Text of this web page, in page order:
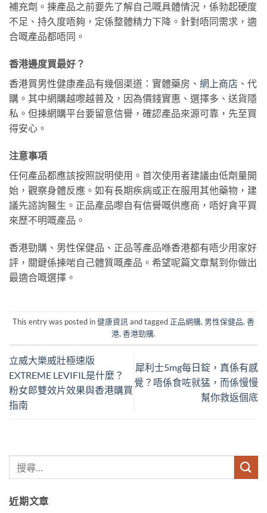
補充劑。揀產品之前要先了解自己嘅具體情況，係勃起硬度
不足、持久度唔夠，定係整體精力下降。針對唔同需求，適
合嘅產品都唔同。
香港邊度買最好？
香港買男性健康產品有幾個渠道：實體藥房、 網上商店 、代
購。其中網購越嚟越普及，因為價錢實惠、選擇多、送貨隱
私。但揀網購平台要留意信譽，確認產品來源可靠，先至買
得安心。
注意事項
任何產品都應該按照說明使用。首次使用者建議由低劑量開
始，觀察身體反應。如有長期疾病或正在服用其他藥物，建
議先諮詢醫生。正品產品嚟自有信譽嘅供應商，唔好貪平買
來歷不明嘅產品。
香港勁購、男性保健品、正品等產品喺香港都有唔少用家好
評，關鍵係揀啱自己體質嘅產品。希望呢篇文章幫到你做出
最適合嘅選擇。
This entry was posted in健康資訊 and tagged 正品網購, 男性保健品, 香
港, 香港勁購.
立威大樂威壯極速版
EXTREME LEVIFIL是什麼？
粉女郎雙效片效果與香港購買
指南
犀利士5mg每日錠，真係有感
覺？唔係食咗就猛，而係慢慢
幫你救返個底
近期文章